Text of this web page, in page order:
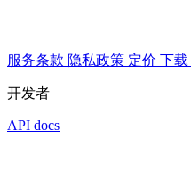
服务条款 隐私政策 定价 下载
开发者
API docs